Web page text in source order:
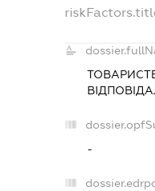
-